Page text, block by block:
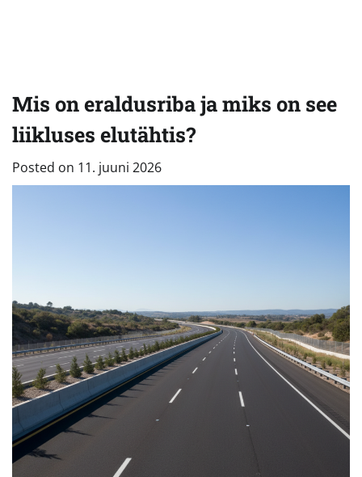
Mis on eraldusriba ja miks on see
liikluses elutähtis?
Posted on 11. juuni 2026